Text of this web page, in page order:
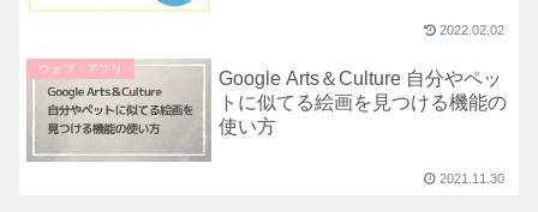
2022.02.02
ウェブ・アプリ
Google Arts＆Culture 自分やペッ
トに似てる絵画を見つける機能の
使い方
2021.11.30